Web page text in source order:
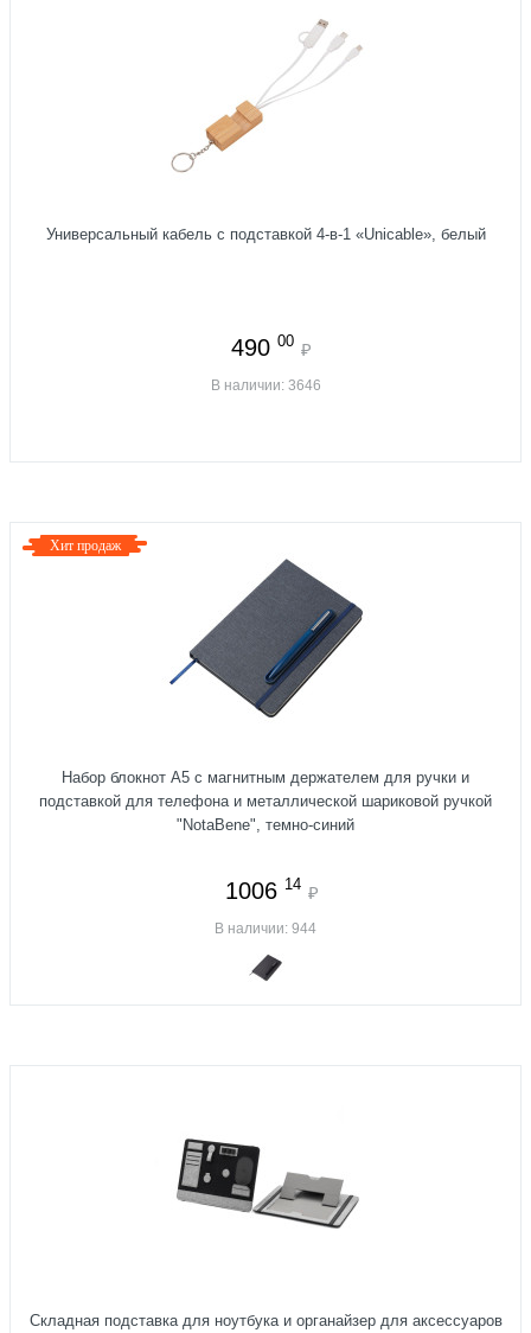
Универсальный кабель с подставкой 4-в-1 «Unicable», белый
490 00 ₽
В наличии: 3646
Хит продаж
Набор блокнот А5 с магнитным держателем для ручки и
подставкой для телефона и металлической шариковой ручкой
"NotaBene", темно-синий
1006 14 ₽
В наличии: 944
Складная подставка для ноутбука и органайзер для аксессуаров